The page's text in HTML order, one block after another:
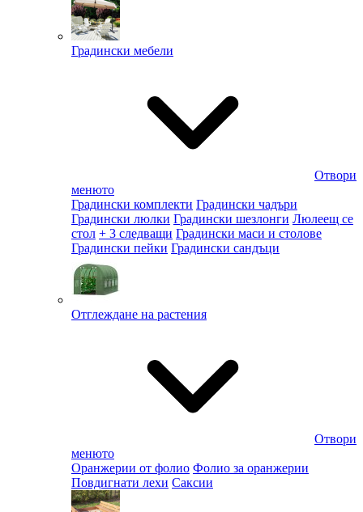
Градински мебели
Отвори
менюто
Градински комплекти Градински чадъри
Градински люлки Градински шезлонги Люлеещ се
стол + 3 следващи Градински маси и столове
Градински пейки Градински сандъци
Отглеждане на растения
Отвори
менюто
Оранжерии от фолио Фолио за оранжерии
Повдигнати лехи Саксии